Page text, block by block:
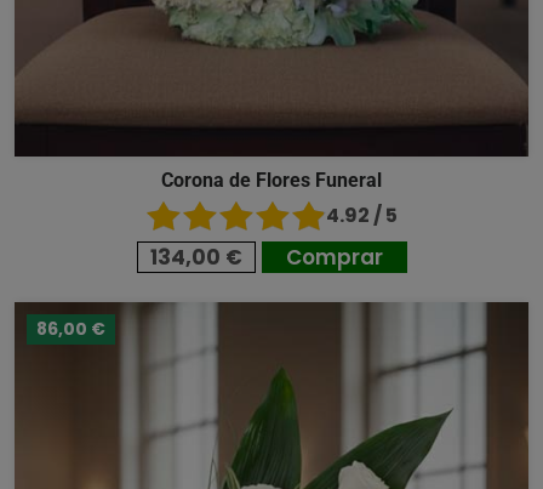
Corona de Flores Funeral
4.92 / 5
134,00 € Comprar
86,00 €